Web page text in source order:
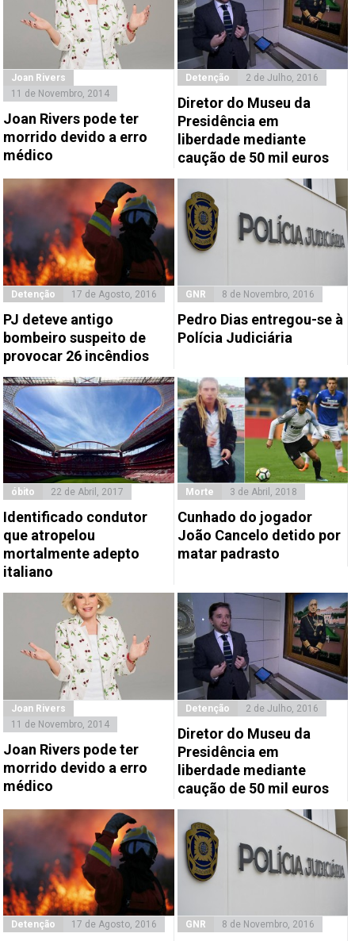
Joan Rivers
11 de Novembro, 2014
Joan Rivers pode ter
morrido devido a erro
médico
Detenção 2 de Julho, 2016
Diretor do Museu da
Presidência em
liberdade mediante
caução de 50 mil euros
Detenção 17 de Agosto, 2016
PJ deteve antigo
bombeiro suspeito de
provocar 26 incêndios
GNR 8 de Novembro, 2016
Pedro Dias entregou-se à
Polícia Judiciária
óbito 22 de Abril, 2017
Identificado condutor
que atropelou
mortalmente adepto
italiano
Morte 3 de Abril, 2018
Cunhado do jogador
João Cancelo detido por
matar padrasto
Joan Rivers
11 de Novembro, 2014
Joan Rivers pode ter
morrido devido a erro
médico
Detenção 2 de Julho, 2016
Diretor do Museu da
Presidência em
liberdade mediante
caução de 50 mil euros
Detenção 17 de Agosto, 2016 GNR 8 de Novembro, 2016